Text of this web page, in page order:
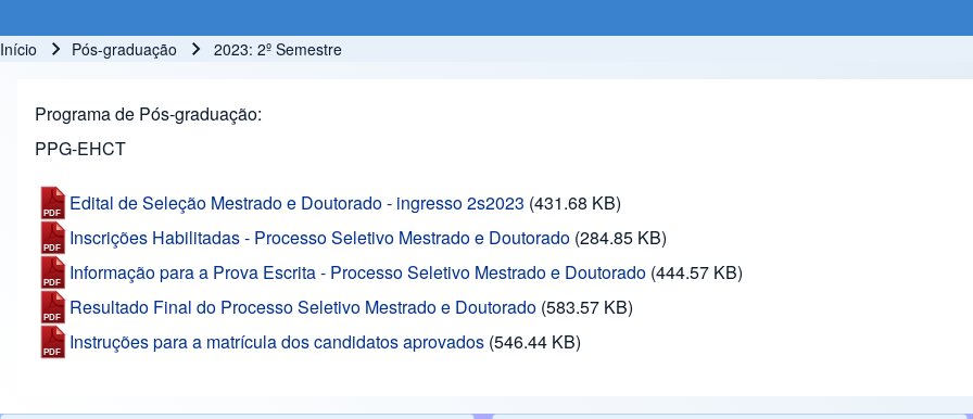
Início Pós-graduação 2023: 2º Semestre
Programa de Pós-graduação
PPG-EHCT
Edital de Seleção Mestrado e Doutorado - ingresso 2s2023 (431.68 KB)
Inscrições Habilitadas - Processo Seletivo Mestrado e Doutorado (284.85 KB)
Informação para a Prova Escrita - Processo Seletivo Mestrado e Doutorado (444.57 KB)
Resultado Final do Processo Seletivo Mestrado e Doutorado (583.57 KB)
Instruções para a matrícula dos candidatos aprovados (546.44 KB)